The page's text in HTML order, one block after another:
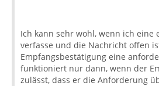
Ich kann sehr wohl, wenn ich eine
verfasse und die Nachricht offen
Empfangsbestätigung eine
funktioniert nur dann, wenn der
zulässt, dass er die Anforderung